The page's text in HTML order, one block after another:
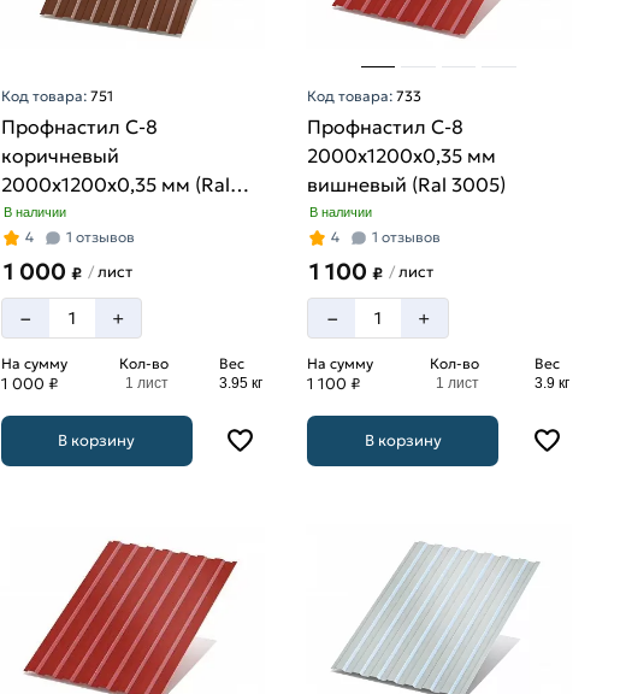
Код товара: 751
Профнастил С-8
коричневый
2000х1200х0,35 мм (Ral
8017)
В наличии
4 1 отзывов
1 000 ₽ /лист
– +
На сумму
1 000 ₽
Кол-во
1 лист
Вес
3.95 кг
В корзину
Код товара:733
Профнастил С-8
2000х1200х0,35 мм
вишневый (Ral 3005)
В наличии
4 1 отзывов
1 100₽ / лист
– +
На сумму
1 100 ₽
Кол-во
1 лист
Вес
3.9 кг
В корзину